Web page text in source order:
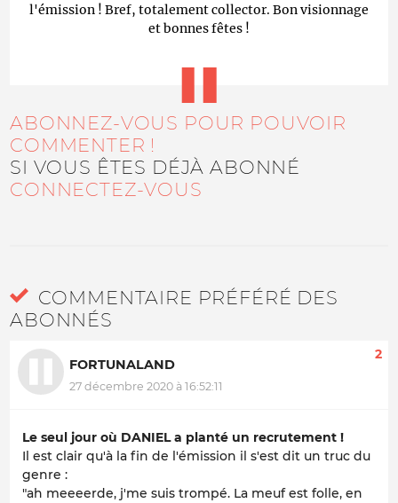
l'émission ! Bref, totalement collector. Bon visionnage
et bonnes fêtes !
ABONNEZ-VOUS POUR POUVOIR
COMMENTER !
SI VOUS ÊTES DÉJÀ ABONNÉ
CONNECTEZ-VOUS
COMMENTAIRE PRÉFÉRÉ DES
ABONNÉS
FORTUNALAND
27 décembre 2020 à 16:52:11
2
Le seul jour où DANIEL a planté un recrutement !
Il est clair qu'à la fin de l'émission il s'est dit un truc du
genre :
"ah meeeerde, j'me suis trompé. La meuf est folle, en